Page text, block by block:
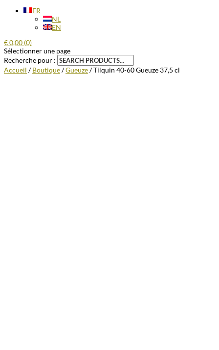
FR
NL
EN
€0,00 (0)
Sélectionner une page
Recherche pour :
Accueil /Boutique/Gueuze/ Tilquin 40-60 Gueuze 37,5 cl